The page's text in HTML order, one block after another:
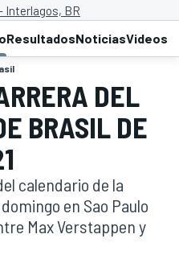
Interlagos, BR
ResultadosNoticiasVideos
DEL
BRASIL DE
calendario de la
en Sao Paulo
Max Verstappen y